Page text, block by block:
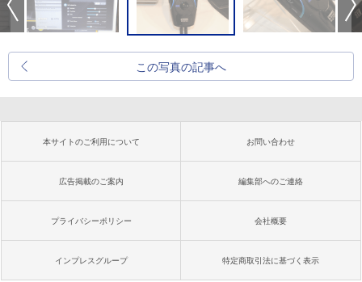
この写真の記事へ
本サイトのご利用について お問い合わせ
広告掲載のご案内 編集部へのご連絡
プライバシーポリシー 会社概要
インプレスグループ 特定商取引法に基づく表示